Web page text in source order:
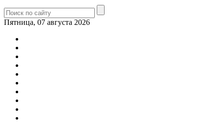
Пятница, 07 августа 2026